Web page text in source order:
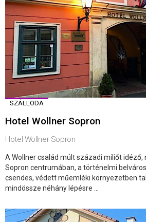
SZÁLLODA
Hotel Wollner Sopron
Hotel Wollner Sopron
A Wollner család múlt századi miliőt idéző,
Sopron centrumában, a történelmi
csendes, védett műemléki környezetben
mindössze néhány lépésre ...